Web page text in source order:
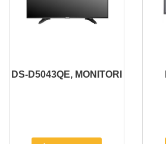
DS-D5043QE, MONITORI